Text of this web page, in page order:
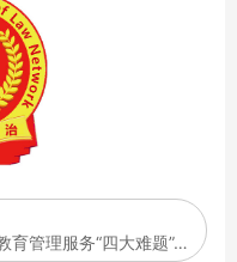
育管理服务“四大难题”…